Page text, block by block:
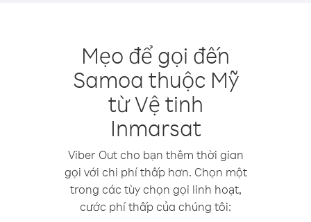
Mẹo để gọi đến
Samoa thuộc Mỹ
từ Vệ tinh
Inmarsat
Viber Out cho bạn thêm thời gian
gọi với chi phí thấp hơn. Chọn một
trong các tùy chọn gọi linh hoạt,
cước phí thấp của chúng tôi: